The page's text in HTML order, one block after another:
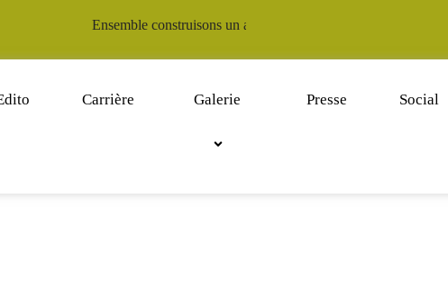
Ensemble construisons un avenir durable pour notre continent.
Carrière Galerie Presse Social